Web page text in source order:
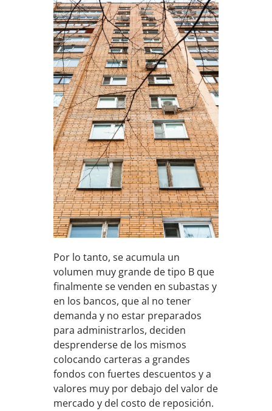
Por lo tanto, se acumula un
volumen muy grande de tipo B que
finalmente se venden en subastas y
en los bancos, que al no tener
demanda y no estar preparados
para administrarlos, deciden
desprenderse de los mismos
colocando carteras a grandes
fondos con fuertes descuentos y a
valores muy por debajo del valor de
mercado y del costo de reposición.